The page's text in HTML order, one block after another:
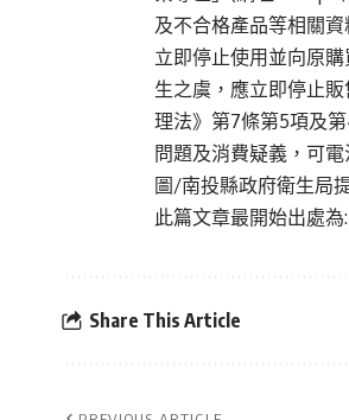
及不合格產品等相關
立即停止使用並向原
生之虞，應立即停止
理法》第7條第5項及
問題及消費疑義，可
圖/南投縣政府衛生局
此篇文章最開始出處為:
Share This Article